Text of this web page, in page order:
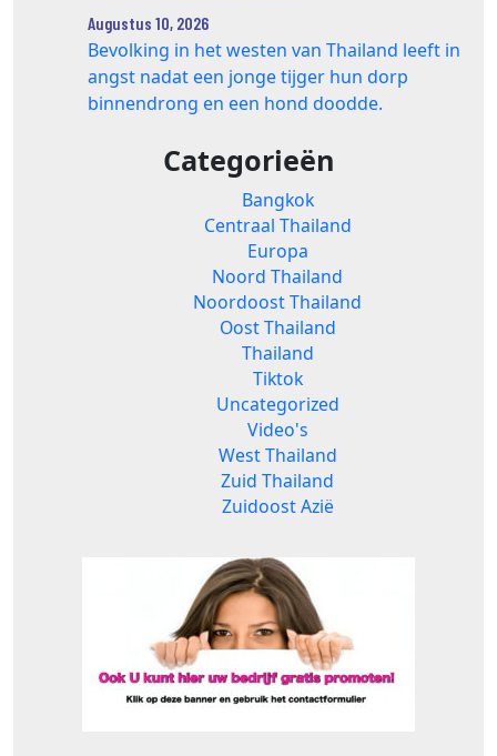
Augustus 10, 2026
Bevolking in het westen van Thailand leeft in
angst nadat een jonge tijger hun dorp
binnendrong en een hond doodde.
Categorieën
Bangkok
Centraal Thailand
Europa
Noord Thailand
Noordoost Thailand
Oost Thailand
Thailand
Tiktok
Uncategorized
Video's
West Thailand
Zuid Thailand
Zuidoost Azië